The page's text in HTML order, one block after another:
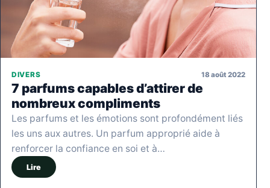
DIVERS 18 août 2022
7 parfums capables d’attirer de
nombreux compliments
Les parfums et les émotions sont profondément liés
les uns aux autres. Un parfum approprié aide à
renforcer la confiance en soi et à…
Lire